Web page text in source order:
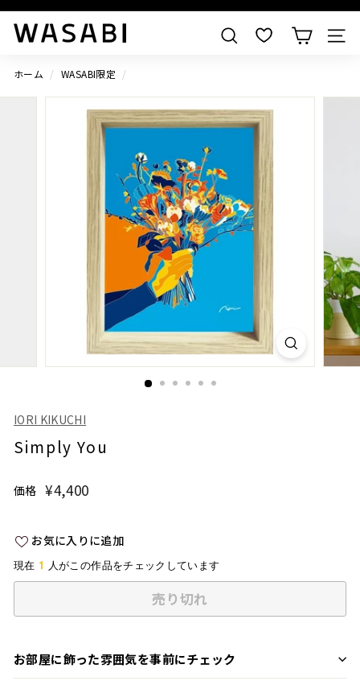
すべての作品を見る
W
S
A
検索
ホーム / WASABI限定 /
IORI KIKUCHI
Simply You
価格
通
格
¥4,400
お気に入りに追加
現在 1 人がこの作品をチェックしています
売り切れ
お部屋に飾った雰囲気を事前にチェック